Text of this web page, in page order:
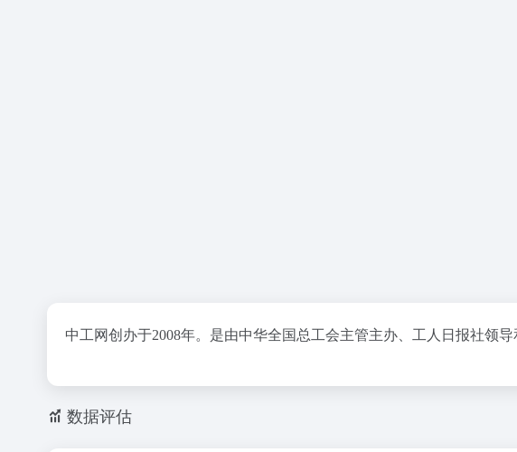
中工网创办于2008年。是由中华全国总工会主管主办、工人日报社领
数据评估